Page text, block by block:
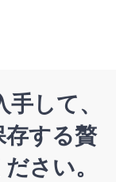
して、
する贅
さい。